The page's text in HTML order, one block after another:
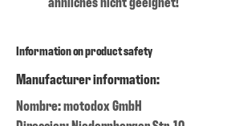
Information on product safety
Manufacturer information:
Nombre: motodox GmbH